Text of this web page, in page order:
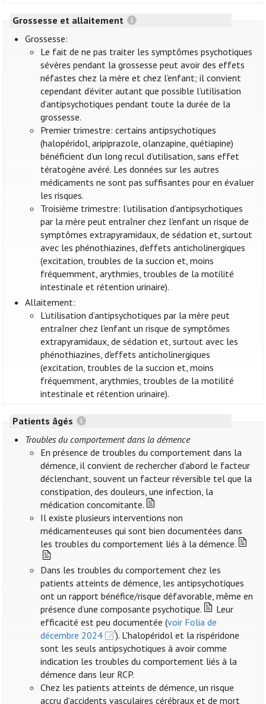
Grossesse et allaitement
Grossesse:
Le fait de ne pas traiter les symptômes psychotiques
sévères pendant la grossesse peut avoir des effets
néfastes chez la mère et chez l’enfant; il convient
cependant d’éviter autant que possible l’utilisation
d’antipsychotiques pendant toute la durée de la
grossesse.
Premier trimestre: certains antipsychotiques
(halopéridol, aripiprazole, olanzapine, quétiapine)
bénéficient d’un long recul d’utilisation, sans effet
tératogène avéré. Les données sur les autres
médicaments ne sont pas suffisantes pour en évaluer
les risques.
Troisième trimestre: l’utilisation d’antipsychotiques
par la mère peut entraîner chez l'enfant un risque de
symptômes extrapyramidaux, de sédation et, surtout
avec les phénothiazines, d'effets anticholinergiques
(excitation, troubles de la succion et, moins
fréquemment, arythmies, troubles de la motilité
intestinale et rétention urinaire).
Allaitement:
L’utilisation d’antipsychotiques par la mère peut
entraîner chez l'enfant un risque de symptômes
extrapyramidaux, de sédation et, surtout avec les
phénothiazines, d'effets anticholinergiques
(excitation, troubles de la succion et, moins
fréquemment, arythmies, troubles de la motilité
intestinale et rétention urinaire).
Patients âgés
Troubles du comportement dans la démence
En présence de troubles du comportement dans la
démence, il convient de rechercher d’abord le facteur
déclenchant, souvent un facteur réversible tel que la
constipation, des douleurs, une infection, la
médication concomitante.
Il existe plusieurs interventions non
médicamenteuses qui sont bien documentées dans
les troubles du comportement liés à la démence.
Dans les troubles du comportement chez les
patients atteints de démence, les antipsychotiques
ont un rapport bénéfice/risque défavorable, même en
présence d’une composante psychotique.
Leur
efficacité est peu documentée (voir Folia de
décembre 2024
). L'halopéridol et la rispéridone
sont les seuls antipsychotiques à avoir comme
indication les troubles du comportement liés à la
démence dans leur RCP.
Chez les patients atteints de démence, un risque
accru d’accidents vasculaires cérébraux et de mort